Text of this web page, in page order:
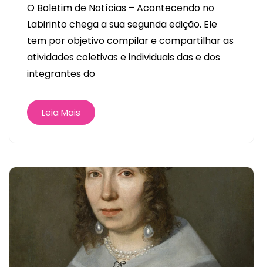
O Boletim de Notícias – Acontecendo no
Labirinto chega a sua segunda edição. Ele
tem por objetivo compilar e compartilhar as
atividades coletivas e individuais das e dos
integrantes do
Leia Mais